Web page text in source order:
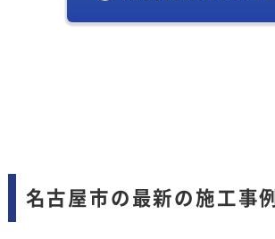
名古屋市の最新の施工事例